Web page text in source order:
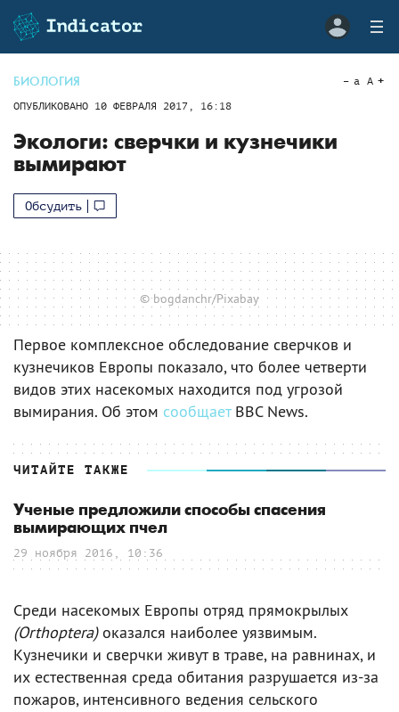
БИОЛОГИЯ
ОПУБЛИКОВАНО 10 ФЕВРАЛЯ 2017, 16:18
a A
Экологи: сверчки и кузнечики
вымирают
Обсудить
© bogdanchr/Pixabay
Первое комплексное обследование сверчков и
кузнечиков Европы показало, что более четверти
видов этих насекомых находится под угрозой
вымирания. Об этом сообщаетBBC News.
ЧИТАЙТЕ ТАКЖЕ
Ученые предложили способы спасения
вымирающих пчел
29 ноября 2016, 10:36
Среди насекомых Европы отряд прямокрылых
(Orthoptera)оказался наиболее уязвимым.
Кузнечики и сверчки живут в траве, на равнинах, и
их естественная среда обитания разрушается из-за
пожаров, интенсивного ведения сельского